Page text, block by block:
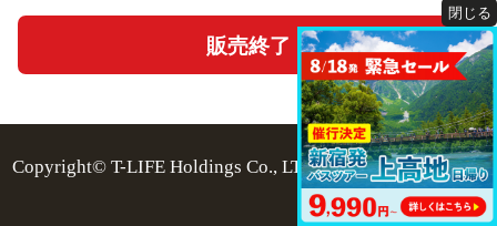
販売終了
Copyright© T-LIFE Holdings Co., LTD. All Rights Reserved.
閉じる